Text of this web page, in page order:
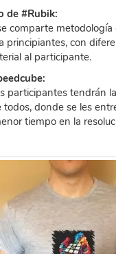
de #Rubik:
comparte
principiantes, con
al participante.
participantes tendrán
donde se les
tiempo en la